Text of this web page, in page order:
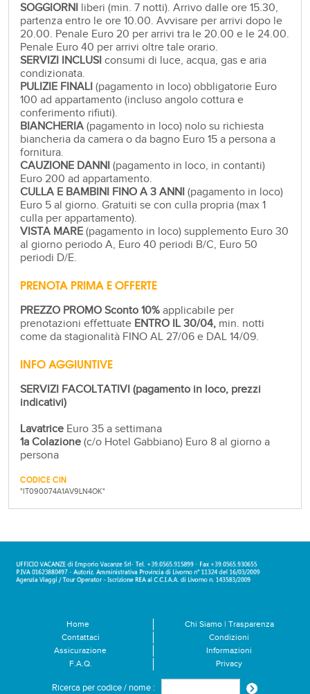
SOGGIORNI liberi (min. 7 notti). Arrivo dalle ore 15.30,
partenza entro le ore 10.00. Avvisare per arrivi dopo le
20.00. Penale Euro 20 per arrivi tra le 20.00 e le 24.00.
Penale Euro 40 per arrivi oltre tale orario.
SERVIZI INCLUSI consumi di luce, acqua, gas e aria
condizionata.
PULIZIE FINALI (pagamento in loco) obbligatorie Euro
100 ad appartamento (incluso angolo cottura e
conferimento rifiuti).
BIANCHERIA (pagamento in loco) nolo su richiesta
biancheria da camera o da bagno Euro 15 a persona a
fornitura.
CAUZIONE DANNI (pagamento in loco, in contanti)
Euro 200 ad appartamento.
CULLA E BAMBINI FINO A 3 ANNI (pagamento in loco)
Euro 5 al giorno. Gratuiti se con culla propria (max 1
culla per appartamento).
VISTA MARE (pagamento in loco) supplemento Euro 30
al giorno periodo A, Euro 40 periodi B/C, Euro 50
periodi D/E.
PRENOTA PRIMA E OFFERTE
PREZZO PROMO Sconto 10% applicabile per
prenotazioni effettuate ENTRO IL 30/04, min. notti
come da stagionalità FINO AL 27/06 e DAL 14/09.
INFO AGGIUNTIVE
SERVIZI FACOLTATIVI (pagamento in loco, prezzi
indicativi)
Lavatrice Euro 35 a settimana
1a Colazione (c/o Hotel Gabbiano) Euro 8 al giorno a
persona
CODICE CIN
"IT090074A1AV9LN4OK"
Home
Chi Siamo | Trasparenza
Contattaci
Condizioni
Assicurazione
Informazioni
F.A.Q.
Privacy
Ricerca per codice / nome :